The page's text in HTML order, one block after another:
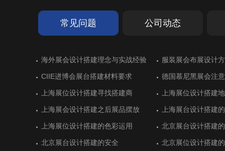
常见问题 公司动态
德国艾森超过十年历史的展览搭建
展位搭建出彩：德
德国科隆食品与饮料展览展位设计 法国巴黎航空展展
建
海外展会设计搭建理念与实战经验 服装展会布展设计
CIIE进博会展台搭建材料要求 德国慕尼黑展会注
上海展位设计搭建寻找搭建商 上海展位设计搭建
上海展会设计搭建之后展品摆放 上海展台设计搭建
上海展位设计搭建的色彩运用 北京展台设计搭建
北京展台设计搭建的安全 北京展位设计搭建
斯里兰卡亮相进博会展台设计 墨西哥展台设计搭
黄石开发区展位设计搭建顺利 湖北商务厅展台设
广东保威展位设计抢眼 虎克展台搭建空间
杭州精工展台设计搭建一丝不苟 卫凯化工科技感展
杭州精工展位设计精益求精 美思德化学展台设
LED龙头艾比森展位设计亮了 傲利智能公司展台
德国斯图加特橡胶展展台搭建 化工企业展台设计
计
沙特利雅得国际建筑和建材展展位设
意大利博洛尼亚食
德国艾森超过十年历史的展览搭建
展位搭建出彩：德
德国科隆食品与饮料展览展位设计 法国巴黎航空展展
建
海外展会设计搭建理念与实战经验 服装展会布展设计
CIIE进博会展台搭建材料要求 德国慕尼黑展会注
上海展位设计搭建寻找搭建商 上海展位设计搭建
上海展会设计搭建之后展品摆放 上海展台设计搭建
上海展位设计搭建的色彩运用 北京展台设计搭建
北京展台设计搭建的安全 北京展位设计搭建